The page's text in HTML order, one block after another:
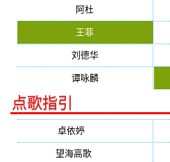
阿杜
王菲
刘德华
谭咏麟
点歌指引
卓依婷
望海高歌